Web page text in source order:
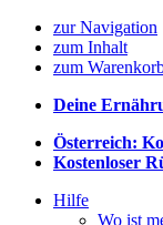
zur Navigation
zum Inhalt
zum
Deine
Österreich:
Kostenloser
Hilfe
Wo ist